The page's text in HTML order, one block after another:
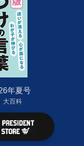
年夏号
大百科